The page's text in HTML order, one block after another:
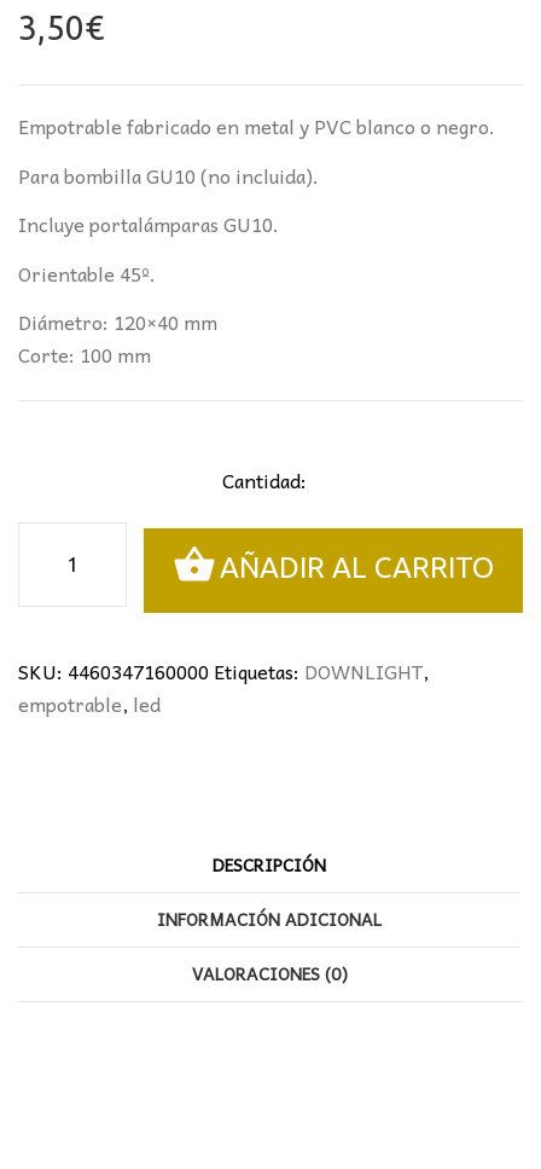
3,50€
Empotrable fabricado en metal y PVC blanco o negro.
Para bombilla GU10 (no incluida).
Incluye portalámparas GU10.
Orientable 45º.
Diámetro: 120×40 mm
Corte: 100 mm
Cantidad:
orientable
GU10
cantidad
AÑADIR AL CARRITO
SKU: 4460347160000Etiquetas: DOWNLIGHT,
empotrable, led
DESCRIPCIÓN
INFORMACIÓN ADICIONAL
VALORACIONES (0)